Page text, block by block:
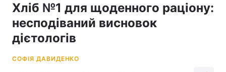
Хліб №1 для щоденного раціону:
несподіваний висновок
дієтологів
СОФІЯ ДАВИДЕНКО